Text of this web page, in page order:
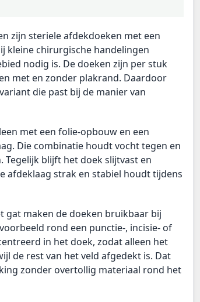
zijn steriele afdekdoeken met een
kleine chirurgische handelingen
nodig is. De doeken zijn per stuk
met en zonder plakrand. Daardoor
die past bij de manier van
met een folie-opbouw en een
Die combinatie houdt vocht tegen en
blijft het doek slijtvast en
afdeklaag strak en stabiel houdt tijdens
gat maken de doeken bruikbaar bij
rond een punctie-, incisie- of
in het doek, zodat alleen het
de rest van het veld afgedekt is. Dat
zonder overtollig materiaal rond het